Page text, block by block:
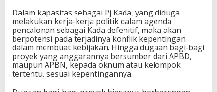
Dalam kapasitas sebagai Pj Kada, yang diduga
melakukan kerja-kerja politik dalam agenda
pencalonan sebagai Kada defenitif, maka akan
berpotensi pada terjadinya konflik kepentingan
dalam membuat kebijakan. Hingga dugaan bagi-bagi
proyek yang anggarannya bersumber dari APBD,
maupun APBN, kepada oknum atau kelompok
tertentu, sesuai kepentingannya.